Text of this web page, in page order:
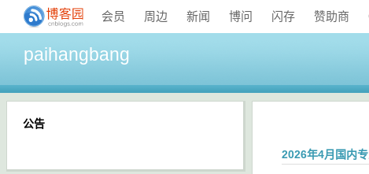
会员 周边 新闻 博问 闪存 赞助商
paihangbang
2026年4月国内
公告